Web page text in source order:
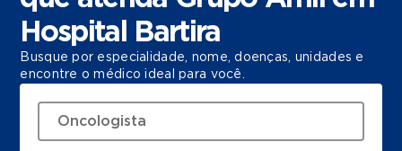
Hospital Bartira
Busque por especialidade, nome, doenças, unidades e
encontre o médico ideal para você.